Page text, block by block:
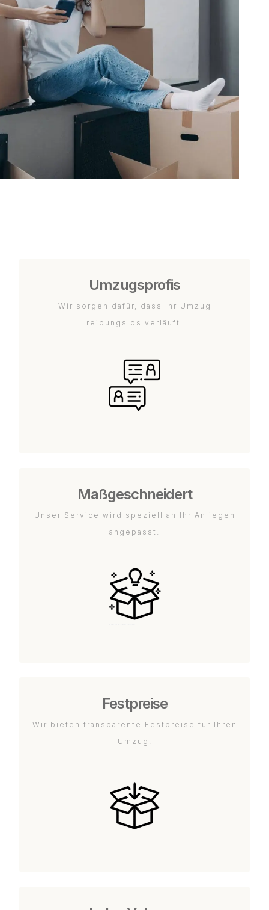
Umzugsprofis
Wir sorgen dafür, dass Ihr Umzug
reibungslos verläuft.
Maßgeschneidert
Unser Service wird speziell an Ihr Anliegen
angepasst.
Festpreise
Wir bieten transparente Festpreise für Ihren
Umzug.